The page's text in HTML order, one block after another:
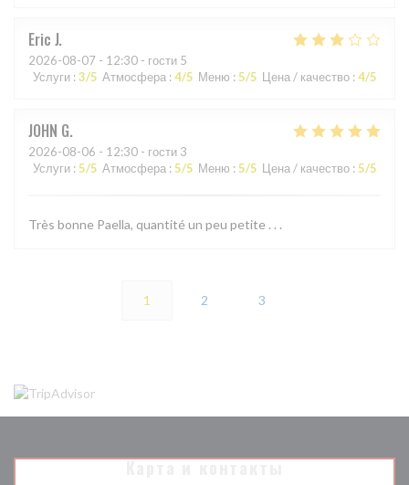
Eric J
2026-08-07 - 12:30 - гости 5
Услуги : 3/5 Атмосфера : 4/5 Меню : 5/5 Цена / качество : 4/5
JOHN G
2026-08-06 - 12:30 - гости 3
Услуги : 5/5 Атмосфера : 5/5 Меню : 5/5 Цена / качество : 5/5
Très bonne Paella, quantité un peu petite . . .
1 2 3
Карта и контакты